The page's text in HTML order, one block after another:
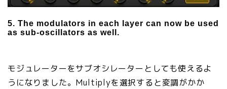
5. The modulators in each layer can now be used
as sub-oscillators as well.
モジュレーターをサブオシレーターとしても使えるよ
うになりました。Multiplyを選択すると変調がかか